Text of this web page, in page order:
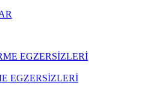
EGZERSİZLERİ